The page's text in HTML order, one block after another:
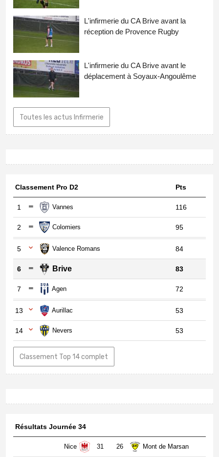
L'infirmerie du CA Brive avant la
réception de Provence Rugby
L'infirmerie du CA Brive avant le
déplacement à Soyaux-Angoulême
Toutes les actus Infirmerie
Classement Pro D2 Pts
1 Vannes 116
2 Colomiers 95
5 Valence Romans 84
6 Brive 83
7 Agen 72
13 Aurillac 53
14 Nevers 53
Classement Top 14 complet
Résultats Journée 34
Nice 31 26 Mont de Marsan